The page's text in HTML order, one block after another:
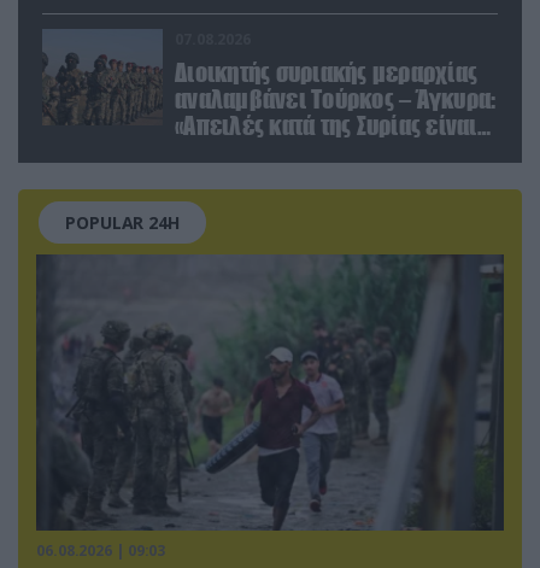
social media – Τίποτα κρυφό»
Διοικητής συριακής μεραρχίας
αναλαμβάνει Τούρκος – Άγκυρα:
«Απειλές κατά της Συρίας είναι
POPULAR 24H
06.08.2026 | 09:03